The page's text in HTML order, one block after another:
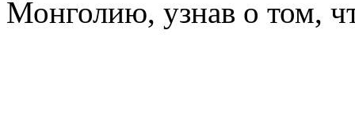
Монголию, узнав о том,